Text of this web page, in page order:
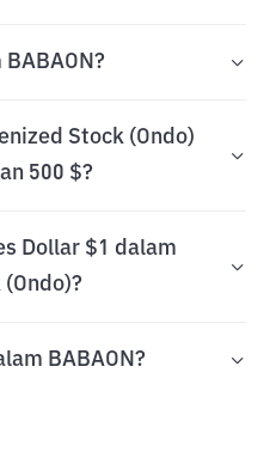
Stock (Ondo)
500 $?
Dollar $1 dalam
BABAON?